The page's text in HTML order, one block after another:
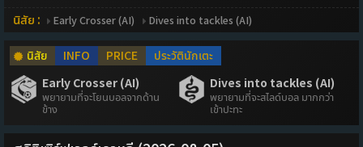
นิสัย : Early Crosser (AI) Dives into tackles (AI)
นิสัย INFO PRICE
ประวัตินักเตะ
Early Crosser (AI)
พยายามที่จะโยนบอลจากด้าน
ข้าง
Dives into tackles (AI)
พยายามที่จะสไลด์บอล มากกว่า
เข้าปะทะ